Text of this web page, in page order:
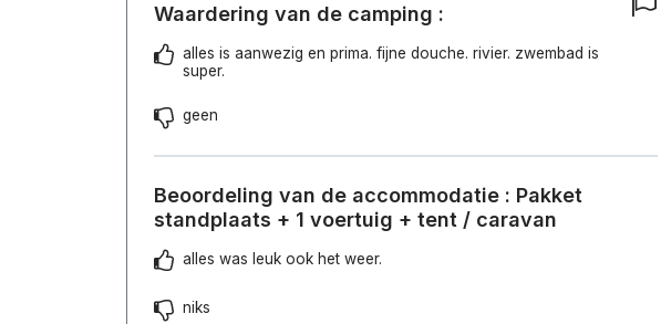
Waardering van de camping :
alles is aanwezig en prima. fijne douche. rivier. zwembad is
super.
geen
Beoordeling van de accommodatie : Pakket
standplaats + 1 voertuig + tent / caravan
alles was leuk ook het weer.
niks